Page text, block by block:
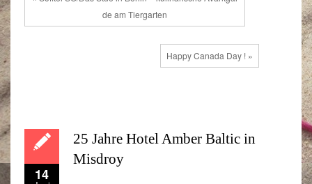
de am Tiergarten
Happy Canada Day ! »
14
25 Jahre Hotel Amber Baltic in
Misdroy